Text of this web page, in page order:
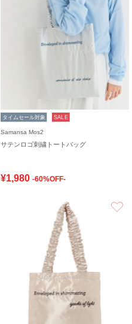
タイムセール対象 SALE
Samansa Mos2
サテンロゴ刺繍トートバッグ
¥1,980 -60%OFF-